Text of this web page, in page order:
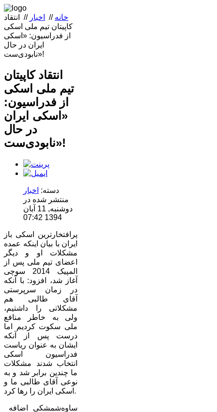
خانه // اخبار //
انتقاد
کاپیتان تیم ملی اسکی
از فدراسیون: «اسکی
ایران در حال
نابودی‌ست»!
انتقاد کاپیتان
تیم ملی اسکی
از فدراسیون:
«اسکی ایران
در حال
نابودی‌ست»!
دسته: اخبار
منتشر شده در
دوشنبه, 11 آبان
1394 07:42
پرافتخارترین اسکی باز
ایران با بیان اینکه عمده
مشکلات او و دیگر
اعضای تیم ملی پس از
المپیک 2014 سوچی
آغاز شد، افزود: با آنکه
در زمان سرپرستی
آقای طالبی هم
مشکلاتی را داشتیم،
ولی به خاطر منافع
ملی سکوت کردیم اما
درست پس از آنکه
ایشان به عنوان ریاست
فدراسیون اسکی
انتخاب شدند مشکلات
ما چندین برابر شد و به
نوعی آقای طالبی ما و
اسکی ایران را رها کرد.